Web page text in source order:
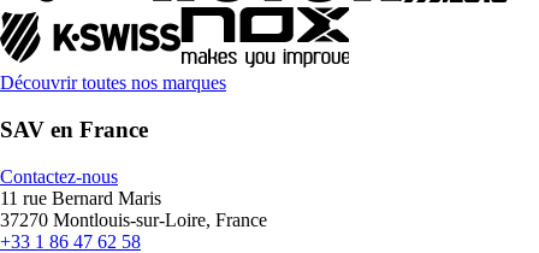
Découvrir toutes nos marques
SAV en France
Contactez-nous
11 rue Bernard Maris
37270 Montlouis-sur-Loire, France
+33 1 86 47 62 58